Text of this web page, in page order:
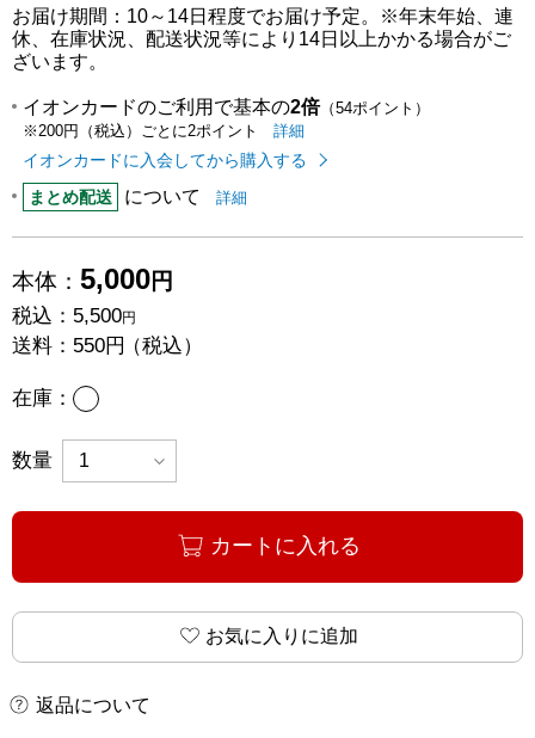
お届け期間：10～14日程度でお届け予定。※年末年始、連
休、在庫状況、配送状況等により14日以上かかる場合がご
ざいます。
イオンカードのご利用で基本の2倍（54ポイント）
※200円（税込）ごとに2ポイント
イオンカードのご利用でたまるポイ
詳細
イオンカードに入会してから購入する
まとめ配送
について まとめ配送についての
詳細はこちら
本体： 5,000円
税込： 5,500円
送料： 550円（税込）
在庫： あり
数量
カートに入れる
お気に入りに追加
返品について